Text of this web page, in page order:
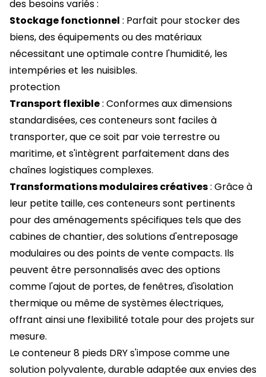
des besoins variés :
Stockage fonctionnel : Parfait pour stocker des
biens, des équipements ou des matériaux
nécessitant une optimale contre l'humidité, les
intempéries et les nuisibles.
protection
Transport flexible: Conformes aux dimensions
standardisées, ces conteneurs sont faciles à
transporter, que ce soit par voie terrestre ou
maritime, et s'intègrent parfaitement dans des
chaînes logistiques complexes.
Transformations modulaires créatives: Grâce à
leur petite taille, ces conteneurs sont pertinents
pour des aménagements spécifiques tels que des
cabines de chantier, des solutions d'entreposage
modulaires ou des points de vente compacts. Ils
peuvent être personnalisés avec des options
comme l'ajout de portes, de fenêtres, d'isolation
thermique ou même de systèmes électriques,
offrant ainsi une flexibilité totale pour des projets sur
mesure.
Le conteneur 8 pieds DRY s'impose comme une
solution polyvalente, durable adaptée aux envies des